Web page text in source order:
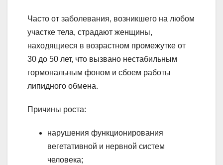
Часто от заболевания, возникшего на любом
участке тела, страдают женщины,
находящиеся в возрастном промежутке от
30 до 50 лет, что вызвано нестабильным
гормональным фоном и сбоем работы
липидного обмена.
Причины роста:
нарушения функционирования
вегетативной и нервной систем
человека;